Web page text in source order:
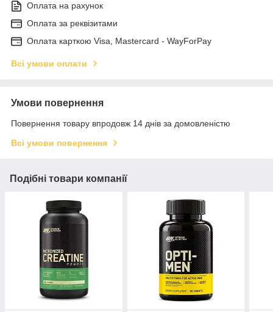
Оплата на рахунок
Оплата за реквізитами
Оплата карткою Visa, Mastercard - WayForPay
Всі умови оплати
Умови повернення
Повернення товару впродовж 14 днів за домовленістю
Всі умови повернення
Подібні товари компанії